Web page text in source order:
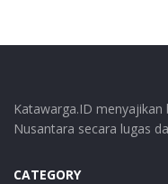
Katawarga.ID
Nusantara secara lugas
CATEGORY